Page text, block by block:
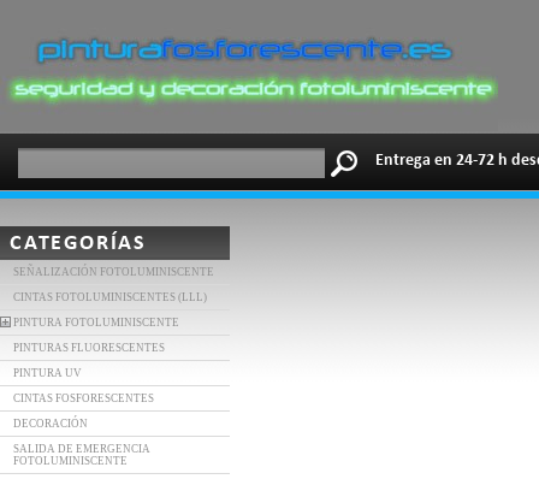
Entrega en 24-72 h
CATEGORÍAS
SEÑALIZACIÓN FOTOLUMINISCENTE
CINTAS FOTOLUMINISCENTES (LLL)
PINTURA FOTOLUMINISCENTE
PINTURAS FLUORESCENTES
PINTURA UV
CINTAS FOSFORESCENTES
DECORACIÓN
SALIDA DE EMERGENCIA
FOTOLUMINISCENTE